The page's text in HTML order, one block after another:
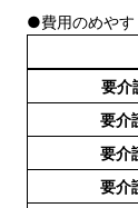
●費用のめやす
要介
要介
要介
要介